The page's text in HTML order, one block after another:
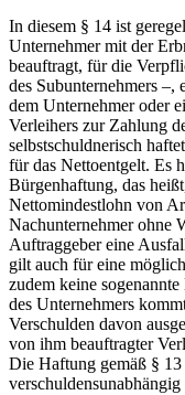
In diesem § 14 ist
Unternehmer mit der
beauftragt, für die
des Subunternehmers –,
dem Unternehmer oder
Verleihers zur Zahlung
selbstschuldnerisch
für das Nettoentgelt. Es
Bürgenhaftung, das
Nettomindestlohn von
Nachunternehmer ohne
Auftraggeber eine
gilt auch für eine
zudem keine
des Unternehmers
Verschulden davon
von ihm beauftragter
Die Haftung gemäß §
verschuldensunabhängig